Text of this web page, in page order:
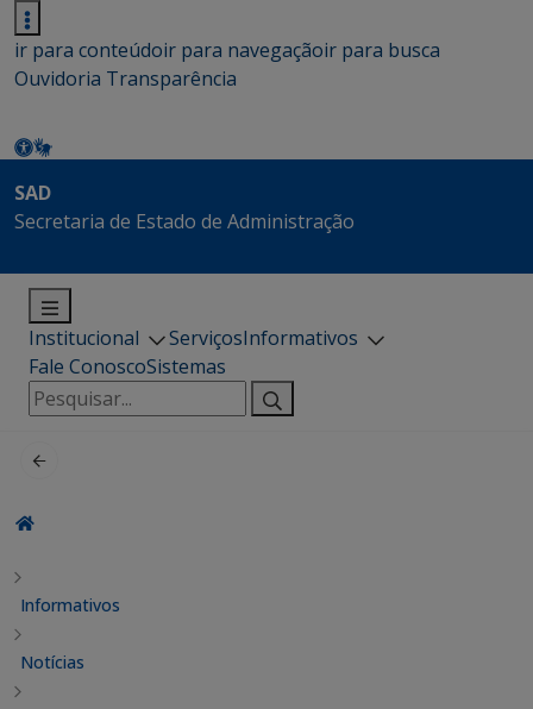
ir para conteúdoir para navegaçãoir para busca
Ouvidoria Transparência
SAD
Secretaria de Estado de Administração
Institucional ServiçosInformativos
Fale ConoscoSistemas
Pesquisar
por:
Informativos
Notícias